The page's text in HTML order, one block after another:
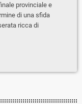
provinciale e
di una sfida
ricca di